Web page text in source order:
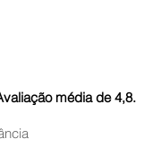
média de 4,8.